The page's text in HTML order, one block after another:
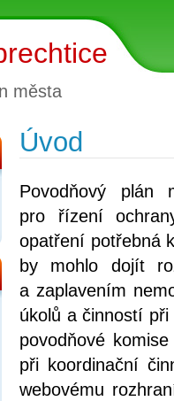
města
Úvod
Povodňový plán
pro řízení
opatření potřebná
by mohlo dojít
a zaplavením
úkolů a činností
povodňové
při koordinační
webovému